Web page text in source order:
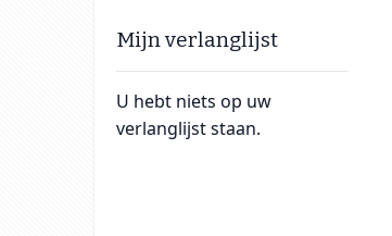
Mijn verlanglijst
U hebt niets op uw
verlanglijst staan.